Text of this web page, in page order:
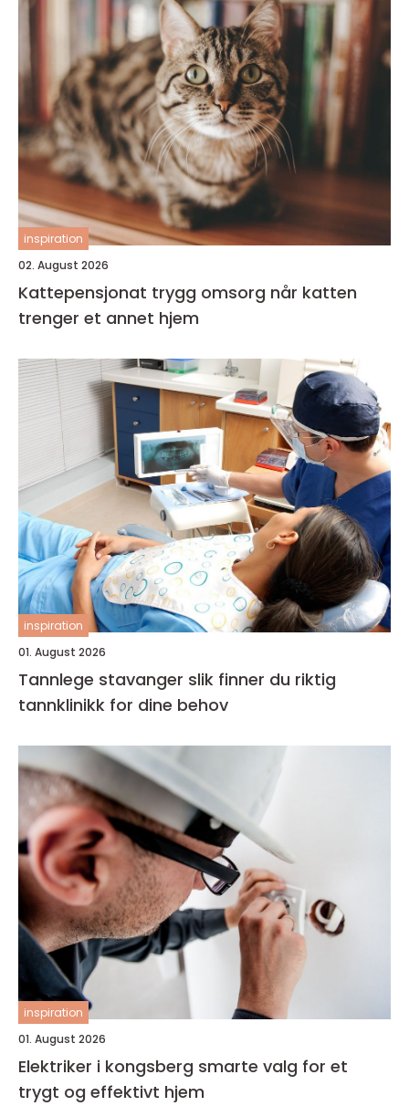
inspiration
02. August 2026
Kattepensjonat trygg omsorg når katten
trenger et annet hjem
inspiration
01. August 2026
Tannlege stavanger slik finner du riktig
tannklinikk for dine behov
inspiration
01. August 2026
Elektriker i kongsberg smarte valg for et
trygt og effektivt hjem